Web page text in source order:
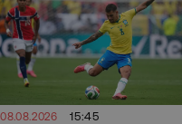
08.08.2026 15:45